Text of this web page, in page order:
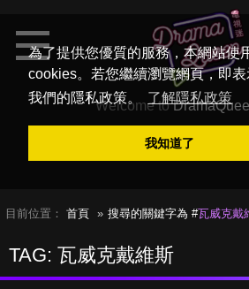
為了提供您優質的服務，本網站使
cookies。若您繼續瀏覽網頁，即
我們的隱私政策。
了解隱私政策
我知道了
Welcome to
目前位置： 首頁 搜尋的關鍵字為 #瓦威克戴
TAG: 瓦威克戴維斯